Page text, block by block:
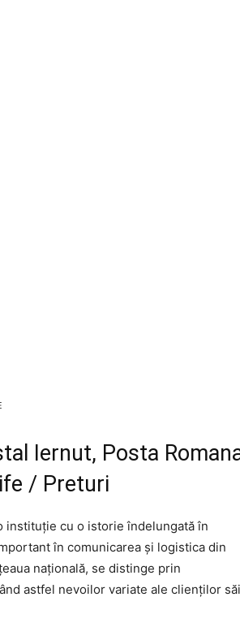
Iernut, Posta
/ Preturi
instituție cu o istorie îndelungată în
în comunicarea și logistica din
națională, se distinge prin
astfel nevoilor variate ale clienților